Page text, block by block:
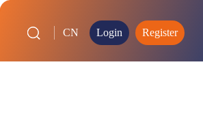
CN Login Register